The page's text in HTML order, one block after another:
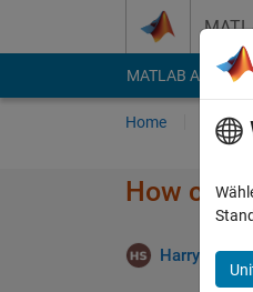
MATLAB Answers
Home Fragen
How can
Harry Smith